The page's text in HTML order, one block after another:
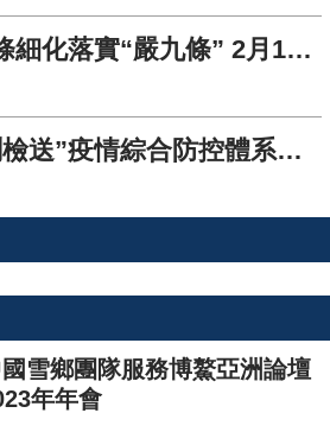
哈爾濱香坊區逐條細化落實“嚴九條” 2月19日20時前全面完成第一輪排查
哈爾濱南崗區“測檢送”疫情綜合防控體系築牢入城第一關
雪鄉團隊服務博鰲亞洲論壇
年年會